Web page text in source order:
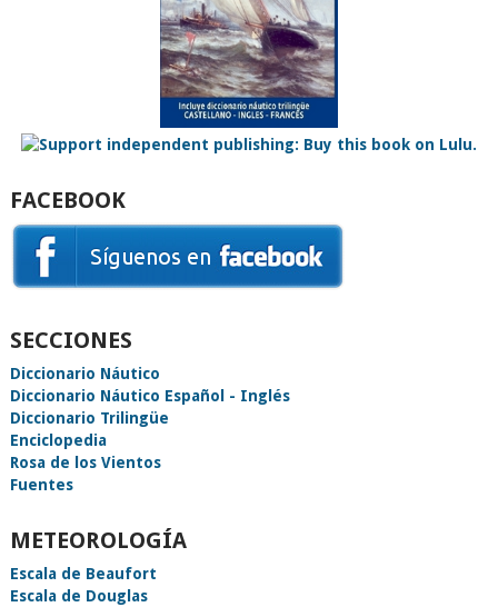
FACEBOOK
SECCIONES
Diccionario Náutico
Diccionario Náutico Español - Inglés
Diccionario Trilingüe
Enciclopedia
Rosa de los Vientos
Fuentes
METEOROLOGÍA
Escala de Beaufort
Escala de Douglas